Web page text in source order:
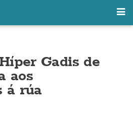
Gadis de
aos
á rúa